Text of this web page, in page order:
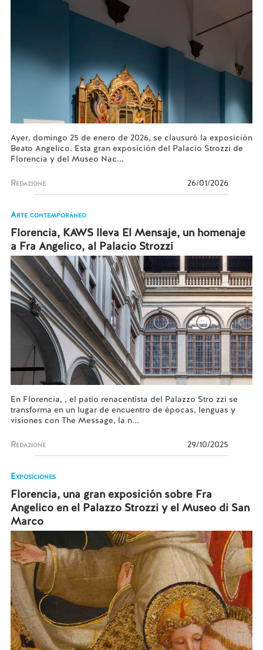
Ayer, domingo 25 de enero de 2026, se clausuró la exposición
Beato Angelico. Esta gran exposición del Palacio Strozzi de
Florencia y del Museo Nac...
Redazione 26/01/2026
Arte contemporáneo
Florencia, KAWS lleva El Mensaje, un homenaje
a Fra Angelico, al Palacio Strozzi
En Florencia, , el patio renacentista del Palazzo Stro zzi se
transforma en un lugar de encuentro de épocas, lenguas y
visiones con The Message, la n...
Redazione 29/10/2025
Exposiciones
Florencia, una gran exposición sobre Fra
Angelico en el Palazzo Strozzi y el Museo di San
Marco